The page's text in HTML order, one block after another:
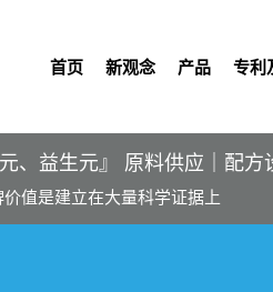
首页 新观念 产品 专利
、益生元』 原料供应｜配方
值是建立在大量科学证据上